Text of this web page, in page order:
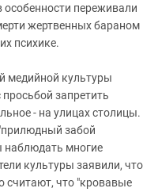
переживали
жертвенных бараном
психике.
медийной культуры
запретить
- на улицах столицы.
забой
многие
культуры заявили, что
считают, что "кровавые